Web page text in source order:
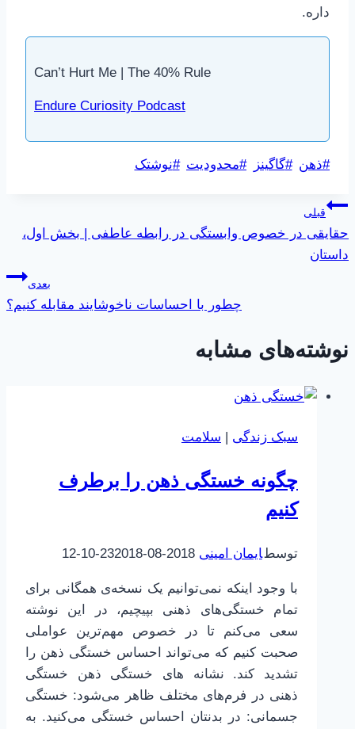
داره.
Can’t Hurt Me | The 40% Rule
Endure Curiosity Podcast
برچسب‌های
#ذهن #گاگینز #محدودیت #نوشتک
راهبری
نوشته
قبلی
حقایقی در خصوص وابستگی در رابطه عاطفی | بخش اول،
داستان
بعدی
چطور با احساسات ناخوشایند مقابله کنیم؟
نوشته‌های مشابه
سبک زندگی | سلامت
چگونه خستگی ذهن را برطرف
کنیم
توسطایمان امینی 2018-08-23
2018-10-12
با وجود اینکه نمی‌توانیم یک نسخه‌ی همگانی برای
تمام خستگی‌های ذهنی بپیچیم، در این نوشته
سعی می‌کنم تا در خصوص مهم‌ترین عواملی
صحبت کنیم که می‌تواند احساس خستگی ذهن را
تشدید کند. نشانه های خستگی ذهن خستگی
ذهنی در فرم‌های مختلف ظاهر می‌شود: خستگی
جسمانی: در بدنتان احساس خستگی می‌کنید. به